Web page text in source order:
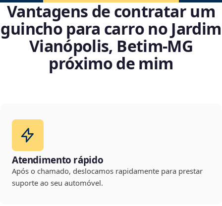
Vantagens de contratar um
guincho para carro no Jardim
Vianópolis, Betim‑MG
próximo de mim
Atendimento rápido
Após o chamado, deslocamos rapidamente para prestar
suporte ao seu automóvel.